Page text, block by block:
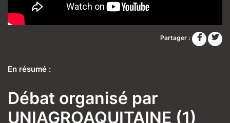
Partager :
En résumé :
Débat organisé par
UNIAGROAQUITAINE (1)